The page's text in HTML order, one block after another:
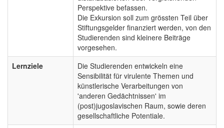
Perspektive befassen.
Die Exkursion soll zum grössten Teil über
Stiftungsgelder finanziert werden, von den
Studierenden sind kleinere Beiträge
vorgesehen.
Lernziele
Die Studierenden entwickeln eine
Sensibilität für virulente Themen und
künstlerische Verarbeitungen von
'anderen Gedächtnissen' im
(post)jugoslavischen Raum, sowie deren
gesellschaftliche Potentiale.